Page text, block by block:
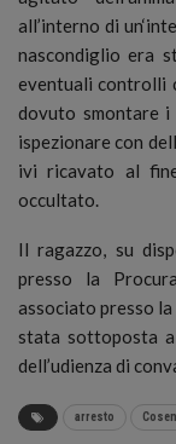
all’interno di
nascondiglio era
eventuali controlli
dovuto smontare
ispezionare con
ivi ricavato al
occultato.
Il ragazzo, su
presso la
associato presso
stata sottoposta
dell’udienza di
arresto